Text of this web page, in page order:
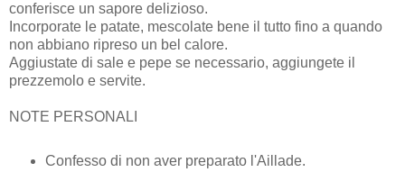
conferisce un sapore delizioso.
Incorporate le patate, mescolate bene il tutto fino a quando
non abbiano ripreso un bel calore.
Aggiustate di sale e pepe se necessario, aggiungete il
prezzemolo e servite.
NOTE PERSONALI
Confesso di non aver preparato l'Aillade.